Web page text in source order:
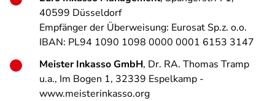
40599 Düsseldorf
Empfänger der Überweisung: Eurosat Sp.z. o.o.
IBAN: PL94 1090 1098 0000 0001 6153 3147
Meister Inkasso GmbH, Dr. RA. Thomas Tramp
u.a., Im Bogen 1, 32339 Espelkamp -
www.meisterinkasso.org